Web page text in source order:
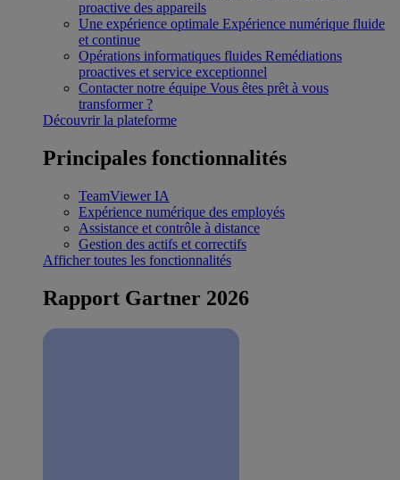
proactive des appareils
Une expérience optimale Expérience numérique fluide
et continue
Opérations informatiques fluides Remédiations
proactives et service exceptionnel
Contacter notre équipe Vous êtes prêt à vous
transformer ?
Découvrir la plateforme
Principales fonctionnalités
TeamViewer IA
Expérience numérique des employés
Assistance et contrôle à distance
Gestion des actifs et correctifs
Afficher toutes les fonctionnalités
Rapport Gartner 2026